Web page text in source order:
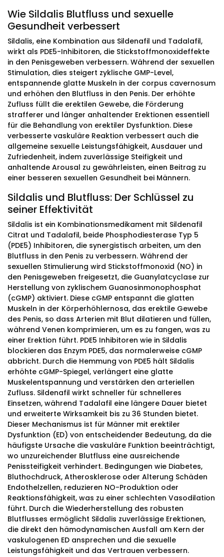
Wie Sildalis Blutfluss und sexuelle
Gesundheit verbessert
Sildalis, eine Kombination aus Sildenafil und Tadalafil,
wirkt als PDE5-Inhibitoren, die Stickstoffmonoxideffekte
in den Penisgeweben verbessern. Während der sexuellen
Stimulation, dies steigert zyklische GMP-Level,
entspannende glatte Muskeln in der corpus cavernosum
und erhöhen den Blutfluss in den Penis. Der erhöhte
Zufluss füllt die erektilen Gewebe, die Förderung
strafferer und länger anhaltender Erektionen essentiell
für die Behandlung von erektiler Dysfunktion. Diese
verbesserte vaskuläre Reaktion verbessert auch die
allgemeine sexuelle Leistungsfähigkeit, Ausdauer und
Zufriedenheit, indem zuverlässige Steifigkeit und
anhaltende Arousal zu gewährleisten, einen Beitrag zu
einer besseren sexuellen Gesundheit bei Männern.
Sildalis und Blutfluss: Der Schlüssel zu
seiner Effektivität
Sildalis ist ein Kombinationsmedikament mit Sildenafil
Citrat und Tadalafil, beide Phosphodiesterase Typ 5
(PDE5) Inhibitoren, die synergistisch arbeiten, um den
Blutfluss in den Penis zu verbessern. Während der
sexuellen Stimulierung wird Stickstoffmonoxid (NO) in
den Penisgeweben freigesetzt, die Guanylatcyclase zur
Herstellung von zyklischem Guanosinmonophosphat
(cGMP) aktiviert. Diese cGMP entspannt die glatten
Muskeln in der Körperhöhlernosa, das erektile Gewebe
des Penis, so dass Arterien mit Blut dilatieren und füllen,
während Venen komprimieren, um es zu fangen, was zu
einer Erektion führt. PDE5 Inhibitoren wie in Sildalis
blockieren das Enzym PDE5, das normalerweise cGMP
abbricht. Durch die Hemmung von PDE5 hält Sildalis
erhöhte cGMP-Spiegel, verlängert eine glatte
Muskelentspannung und verstärken den arteriellen
Zufluss. Sildenafil wirkt schneller für schnelleres
Einsetzen, während Tadalafil eine längere Dauer bietet
und erweiterte Wirksamkeit bis zu 36 Stunden bietet.
Dieser Mechanismus ist für Männer mit erektiler
Dysfunktion (ED) von entscheidender Bedeutung, da die
häufigste Ursache die vaskuläre Funktion beeinträchtigt,
wo unzureichender Blutfluss eine ausreichende
Penissteifigkeit verhindert. Bedingungen wie Diabetes,
Bluthochdruck, Atherosklerose oder Alterung Schäden
Endothelzellen, reduzieren NO-Produktion oder
Reaktionsfähigkeit, was zu einer schlechten Vasodilation
führt. Durch die Wiederherstellung des robusten
Blutflusses ermöglicht Sildalis zuverlässige Erektionen,
die direkt den hämodynamischen Ausfall am Kern der
vaskulogenen ED ansprechen und die sexuelle
Leistungsfähigkeit und das Vertrauen verbessern.